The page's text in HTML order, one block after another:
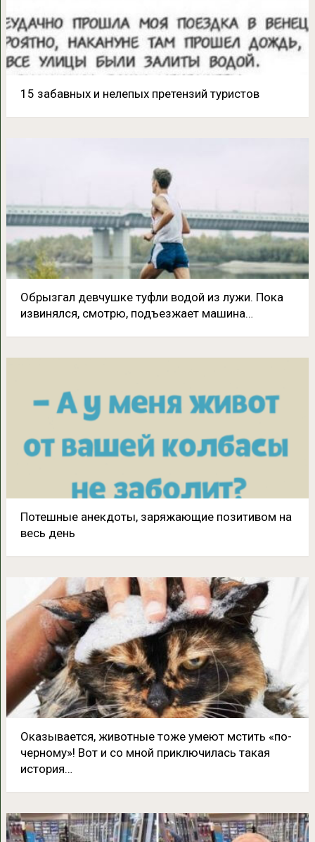
15 забавных и нелепых претензий туристов
Обрызгал девчушке туфли водой из лужи. Пока
извинялся, смотрю, подъезжает машина…
Потешные анекдоты, заряжающие позитивом на
весь день
Оказывается, животные тоже умеют мстить «по-
черному»! Вот и со мной приключилась такая
история…